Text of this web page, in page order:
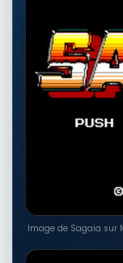
Image de Sagaia sur